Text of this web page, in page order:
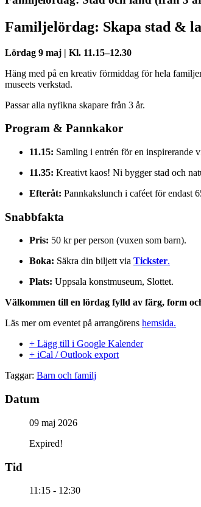
Familjelördag: Skapa stad &
Lördag 9 maj | Kl. 11.15–12.30
Häng med på en kreativ förmiddag för hela
museets verkstad.
Passar alla nyfikna skapare från 3 år.
Program & Pannkakor
11.15: Samling i entrén för en inspirerande
11.35: Kreativt kaos! Ni bygger stad och
Efteråt: Pannkakslunch i caféet för endast
Snabbfakta
Pris: 50 kr per person (vuxen som barn).
Boka: Säkra din biljett via Tickster.
Plats: Uppsala konstmuseum, Slottet.
Välkommen till en lördag fylld av färg, form
Läs mer om eventet på arrangörens hemsida.
+ Lägg till i Google Kalender
+ iCal / Outlook export
Taggar: Barn och familj
Datum
09 maj 2026
Expired!
Tid
11:15 - 12:30